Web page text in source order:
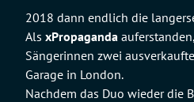
2018 dann endlich die
Als xPropaganda
Sängerinnen zwei
Garage in London.
Nachdem das Duo wieder die